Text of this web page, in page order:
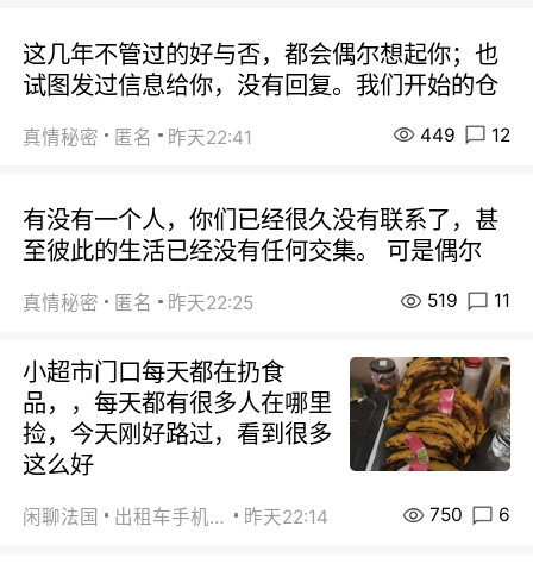
这几年不管过的好与否，都会偶尔想起你；也
试图发过信息给你，没有回复。我们开始的仓
真情秘密 匿名 昨天22:41 449 12
有没有一个人，你们已经很久没有联系了，甚
至彼此的生活已经没有任何交集。 可是偶尔
真情秘密 匿名 昨天22:25 519 11
小超市门口每天都在扔食
品，，每天都有很多人在哪里
捡，今天刚好路过，看到很多
这么好
闲聊法国 出租车手机0626 昨天22:14 750 6